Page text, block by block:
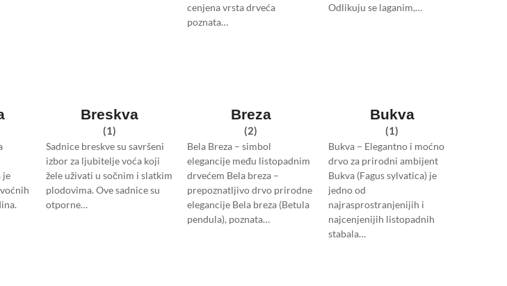
cenjena vrsta drveća
poznata…
Odlikuju se laganim,…
je
Breskva
(1)
Sadnice breskve su savršeni
izbor za ljubitelje voća koji
žele uživati u sočnim i slatkim
plodovima. Ove sadnice su
otporne…
Breza
(2)
Bela Breza – simbol
elegancije među listopadnim
drvećem Bela breza –
prepoznatljivo drvo prirodne
elegancije Bela breza (Betula
pendula), poznata…
Bukva
(1)
Bukva – Elegantno i moćno
drvo za prirodni ambijent
Bukva (Fagus sylvatica) je
jedno od
najrasprostranjenijih i
najcenjenijih listopadnih
stabala…